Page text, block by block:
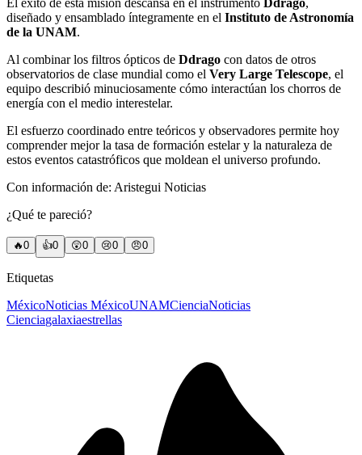
El éxito de esta misión descansa en el instrumento Ddrago,
diseñado y ensamblado íntegramente en el Instituto de Astronomía
de la UNAM.
Al combinar los filtros ópticos de Ddrago con datos de otros
observatorios de clase mundial como el Very Large Telescope, el
equipo describió minuciosamente cómo interactúan los chorros de
energía con el medio interestelar.
El esfuerzo coordinado entre teóricos y observadores permite hoy
comprender mejor la tasa de formación estelar y la naturaleza de
estos eventos catastróficos que moldean el universo profundo.
Con información de: Aristegui Noticias
¿Qué te pareció?
🔥0 👍0 😲0 😢0 😠0
Etiquetas
MéxicoNoticias MéxicoUNAMCienciaNoticias
Cienciagalaxiaestrellas